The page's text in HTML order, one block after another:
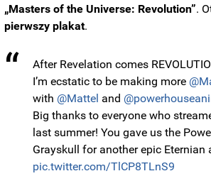
„Masters of the Universe: Revolution”.
pierwszy plakat.
After Revelation comes
I’m ecstatic to be making more
with @Mattel and
Big thanks to everyone who
last summer! You gave us the
Grayskull for another epic Eternian
pic.twitter.com/TlCP8TLnS9